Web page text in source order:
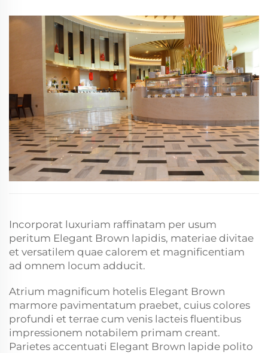
amplum huius hotelis pavimentum marmoreum
Elegantiae Russati ostendit, eius tonis profundis
terrestribus et f...
Incorporat luxuriam raffinatam per usum
peritum Elegant Brown lapidis, materiae divitae
et versatilem quae calorem et magnificentiam
ad omnem locum adducit.
Atrium magnificum hotelis Elegant Brown
marmore pavimentatum praebet, cuius colores
profundi et terrae cum venis lacteis fluentibus
impressionem notabilem primam creant.
Parietes accentuati Elegant Brown lapide polito